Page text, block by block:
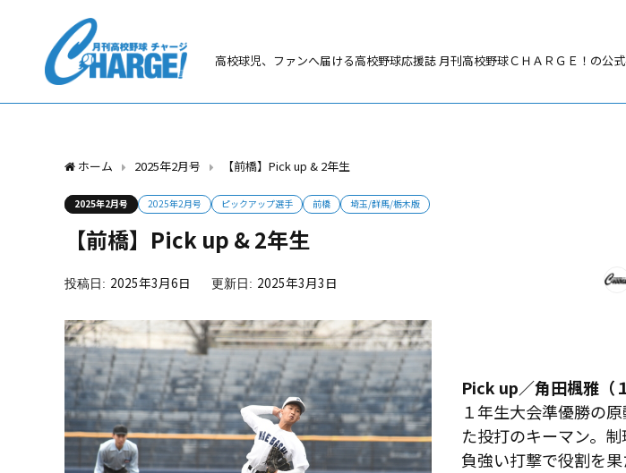
高校球児、ファンへ届ける高校野球応援誌 月刊高校野球ＣＨＡＲＧＥ！の公式
ホーム 2025年2月号 【前橋】Pick up & 2年生
2025年2月号 2025年2月号 ピックアップ選手 前橋 埼玉/群馬/栃木版
【前橋】Pick up & 2年生
2025年3月6日 2025年3月3日
Pick up／⻆田楓雅（
１年生大会準優勝の
た投打のキーマン。
負強い打撃で役割を